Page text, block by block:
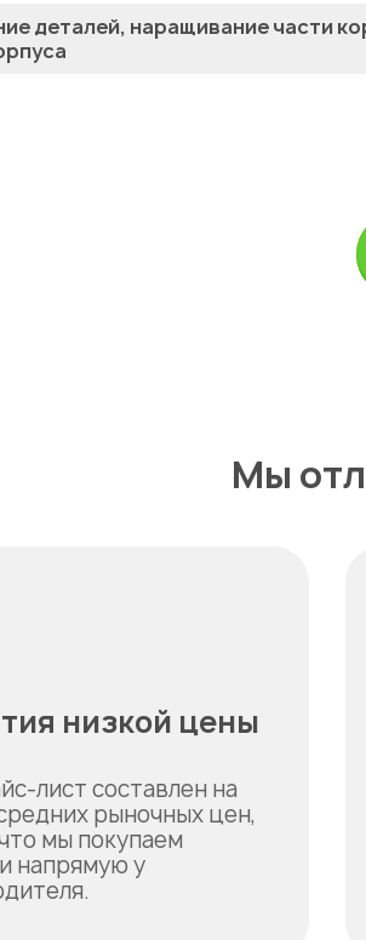
деталей, наращивание части
Мы
низкой цены
лист составлен на
рыночных цен,
мы покупаем
напрямую у